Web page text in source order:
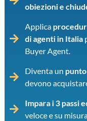
obiezioni e
Applica
di agenti in Italia
Buyer Agent.
Diventa un
devono
Impara i 3 passi
veloce e su